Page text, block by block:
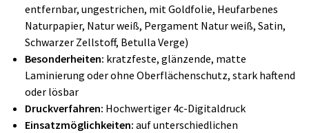
entfernbar, ungestrichen, mit Goldfolie, Heufarbenes
Naturpapier, Natur weiß, Pergament Natur weiß, Satin,
Schwarzer Zellstoff, Betulla Verge)
Besonderheiten: kratzfeste, glänzende, matte
Laminierung oder ohne Oberflächenschutz, stark haftend
oder lösbar
Druckverfahren: Hochwertiger 4c-Digitaldruck
Einsatzmöglichkeiten: auf unterschiedlichen